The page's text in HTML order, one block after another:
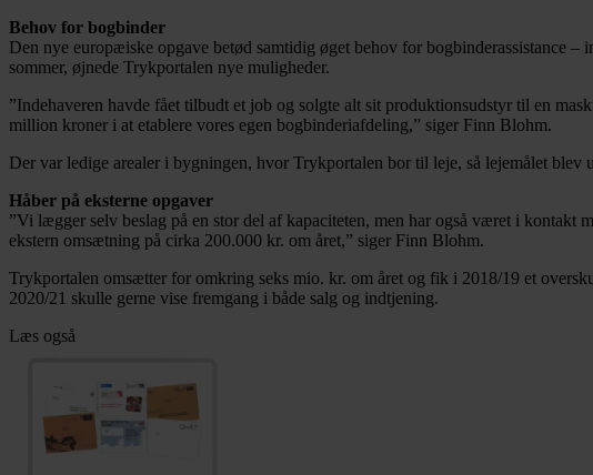
Behov for bogbinder
Den nye europæiske opgave betød samtidig øget behov for bogbinderassistance
sommer, øjnede Trykportalen nye muligheder.
”Indehaveren havde fået tilbudt et job og solgte alt sit produktionsudstyr til en
million kroner i at etablere vores egen bogbinderiafdeling,” siger Finn Blohm.
Der var ledige arealer i bygningen, hvor Trykportalen bor til leje, så lejemålet
Håber på eksterne opgaver
”Vi lægger selv beslag på en stor del af kapaciteten, men har også været i kontakt
ekstern omsætning på cirka 200.000 kr. om året,” siger Finn Blohm.
Trykportalen omsætter for omkring seks mio. kr. om året og fik i 2018/19 et
2020/21 skulle gerne vise fremgang i både salg og indtjening.
Læs også